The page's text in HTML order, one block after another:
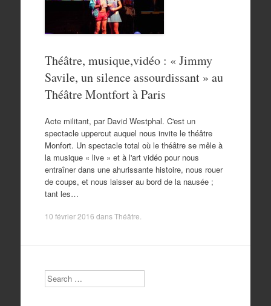
Théâtre, musique,vidéo : « Jimmy
Savile, un silence assourdissant » au
Théâtre Montfort à Paris
Acte militant, par David Westphal. C'est un
spectacle uppercut auquel nous invite le théâtre
Monfort. Un spectacle total où le théâtre se mêle à
la musique « live » et à l'art vidéo pour nous
entraîner dans une ahurissante histoire, nous rouer
de coups, et nous laisser au bord de la nausée ;
tant les…
10 février 2016 dansThéâtre
Search